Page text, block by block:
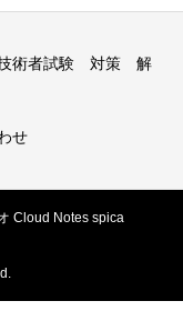
術者試験 対策 解
せ
Cloud Notes spica